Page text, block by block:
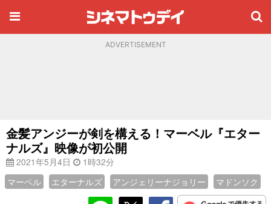
ADVERTISEMENT
金髪アンジーが剣を構える！マーベル『エター
ナルズ』映像が初公開
2021年5月4日
1時32分
マーベル
エターナルズ アンジェリーナジョリー マドンソク